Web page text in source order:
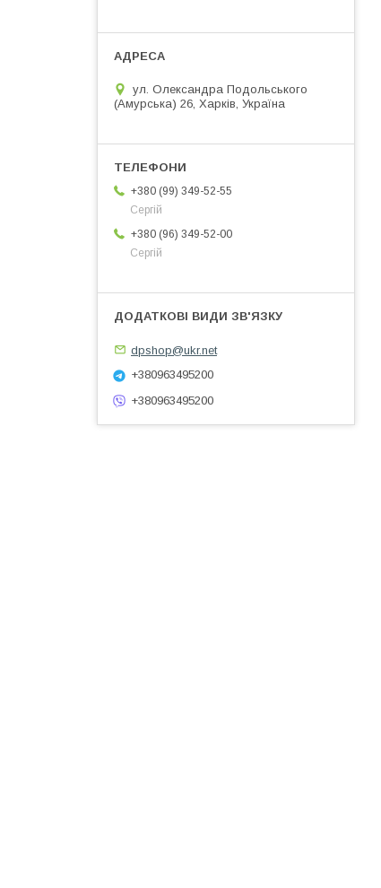
ул. Олександра Подольського
(Амурська) 26, Харків, Україна
+380 (99) 349-52-55
Сергій
+380 (96) 349-52-00
Сергій
dpshop@ukr.net
+380963495200
+380963495200